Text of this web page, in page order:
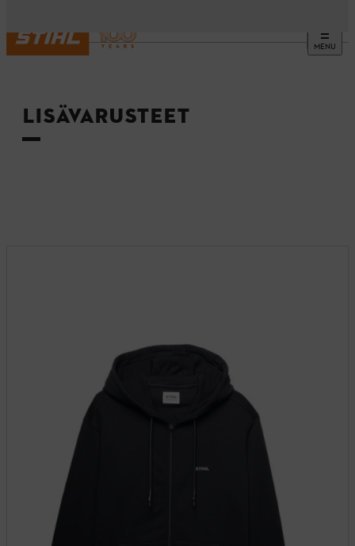
MENU
Etusivu
LISÄVARUSTEET